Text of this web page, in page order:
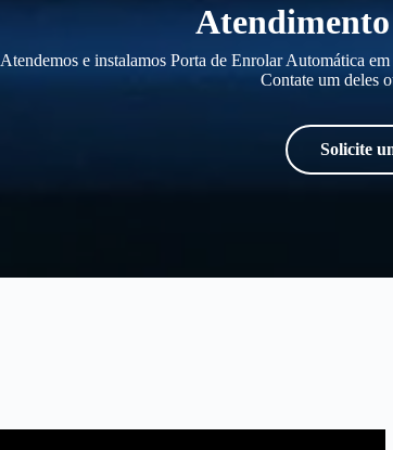
Atendemos e instalamos Porta de Enrolar Automática
Contate um deles
Solicite